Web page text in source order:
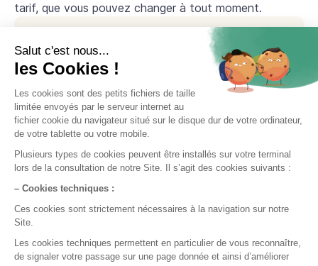
tarif, que vous pouvez changer à tout moment.
Mode local
Serveur au cabinet, sans dépendance Internet.
Les données sont stockées physiquement chez
vous. Idéal pour les cabinets avec connexion Internet
instable ou les praticiens attachés à l'autonomie de
leurs données patients.
Mode Cloud
Accès 100% en ligne, hébergement HDS France.
Connexion Internet obligatoire. Idéal pour les